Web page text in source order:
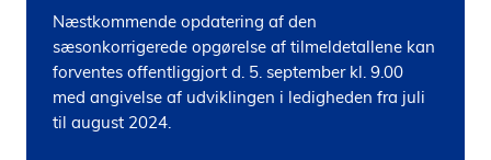
Næstkommende opdatering af den
sæsonkorrigerede opgørelse af tilmeldetallene kan
forventes offentliggjort d. 5. september kl. 9.00
med angivelse af udviklingen i ledigheden fra juli
til august 2024.